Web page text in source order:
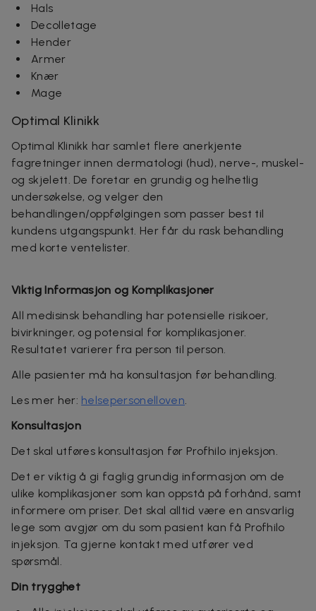
Hals
Decolletage
Hender
Armer
Knær
Mage
Optimal Klinikk
Optimal Klinikk har samlet flere anerkjente
fagretninger innen dermatologi (hud), nerve-, muskel-
og skjelett. De foretar en grundig og helhetlig
undersøkelse, og velger den
behandlingen/oppfølgingen som passer best til
kundens utgangspunkt. Her får du rask behandling
med korte ventelister.
Viktig Informasjon og Komplikasjoner
All medisinsk behandling har potensielle risikoer,
bivirkninger, og potensial for komplikasjoner.
Resultatet varierer fra person til person.
Alle pasienter må ha konsultasjon før behandling.
Les mer her: helsepersonelloven
Konsultasjon
Det skal utføres konsultasjon før Profhilo injeksjon.
Det er viktig å gi faglig grundig informasjon om de
ulike komplikasjoner som kan oppstå på forhånd, samt
informere om priser. Det skal alltid være en ansvarlig
lege som avgjør om du som pasient kan få Profhilo
injeksjon. Ta gjerne kontakt med utfører ved
spørsmål.
Din trygghet